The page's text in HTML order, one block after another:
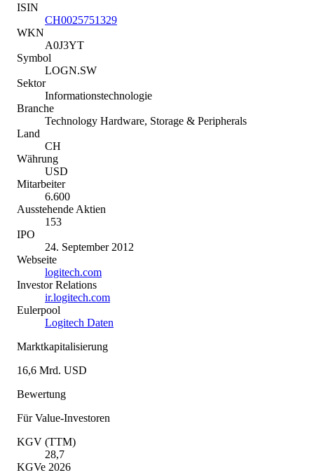
ISIN
CH0025751329
WKN
A0J3YT
Symbol
LOGN.SW
Sektor
Informationstechnologie
Branche
Technology Hardware, Storage & Peripherals
Land
CH
Währung
USD
Mitarbeiter
6.600
Ausstehende Aktien
153
IPO
24. September 2012
Webseite
logitech.com
Investor Relations
ir.logitech.com
Eulerpool
Logitech Daten
Marktkapitalisierung
16,6 Mrd. USD
Bewertung
Für Value-Investoren
KGV (TTM)
28,7
KGVe 2026